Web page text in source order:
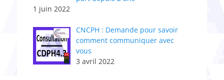
1 juin 2022
CNCPH : Demande pour savoir
comment communiquer avec
vous
3 avril 2022